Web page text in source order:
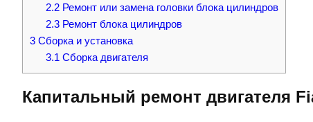
2.2Ремонт или замена головки блока цилиндров
2.3Ремонт блока цилиндров
3 Сборка и установка
3.1 Сборка двигателя
Капитальный ремонт двигателя